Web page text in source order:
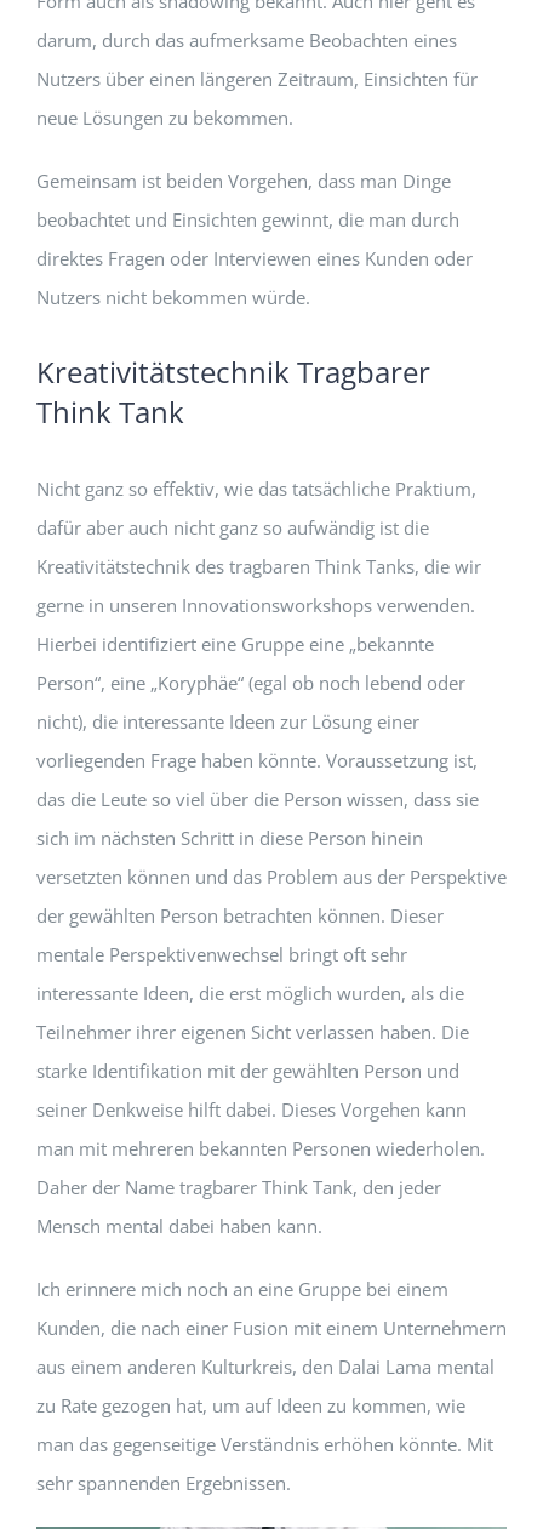
darum, durch das aufmerksame Beobachten eines
Nutzers über einen längeren Zeitraum, Einsichten für
neue Lösungen zu bekommen.
Gemeinsam ist beiden Vorgehen, dass man Dinge
beobachtet und Einsichten gewinnt, die man durch
direktes Fragen oder Interviewen eines Kunden oder
Nutzers nicht bekommen würde.
Kreativitätstechnik Tragbarer
Think Tank
Nicht ganz so effektiv, wie das tatsächliche Praktium,
dafür aber auch nicht ganz so aufwändig ist die
Kreativitätstechnik des tragbaren Think Tanks, die wir
gerne in unseren Innovationsworkshops verwenden.
Hierbei identifiziert eine Gruppe eine „bekannte
Person“, eine „Koryphäe“ (egal ob noch lebend oder
nicht), die interessante Ideen zur Lösung einer
vorliegenden Frage haben könnte. Voraussetzung ist,
das die Leute so viel über die Person wissen, dass sie
sich im nächsten Schritt in diese Person hinein
versetzten können und das Problem aus der Perspektive
der gewählten Person betrachten können. Dieser
mentale Perspektivenwechsel bringt oft sehr
interessante Ideen, die erst möglich wurden, als die
Teilnehmer ihrer eigenen Sicht verlassen haben. Die
starke Identifikation mit der gewählten Person und
seiner Denkweise hilft dabei. Dieses Vorgehen kann
man mit mehreren bekannten Personen wiederholen.
Daher der Name tragbarer Think Tank, den jeder
Mensch mental dabei haben kann.
Ich erinnere mich noch an eine Gruppe bei einem
Kunden, die nach einer Fusion mit einem Unternehmern
aus einem anderen Kulturkreis, den Dalai Lama mental
zu Rate gezogen hat, um auf Ideen zu kommen, wie
man das gegenseitige Verständnis erhöhen könnte. Mit
sehr spannenden Ergebnissen.